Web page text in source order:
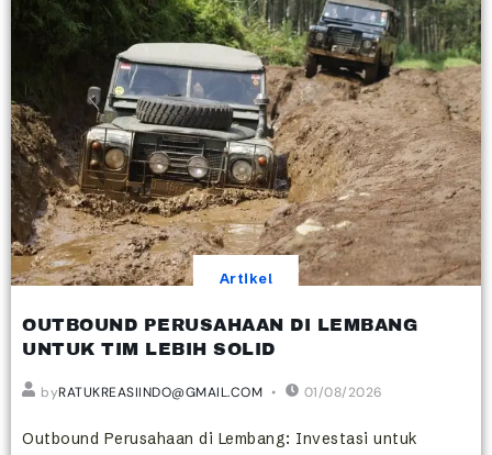
Artikel
OUTBOUND PERUSAHAAN DI LEMBANG
UNTUK TIM LEBIH SOLID
byRATUKREASIINDO@GMAIL.COM 01/08/2026
Outbound Perusahaan di Lembang: Investasi untuk